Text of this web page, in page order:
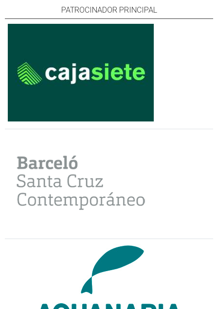
PATROCINADOR PRINCIPAL